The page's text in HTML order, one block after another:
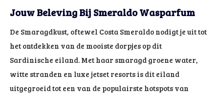
Jouw Beleving Bij Smeraldo Wasparfum
De Smaragdkust, oftewel Costa Smeraldo nodigt je uit tot
het ontdekken van de mooiste dorpjes op dit
Sardinische eiland. Met haar smaragd groene water,
witte stranden en luxe jetset resorts is dit eiland
uitgegroeid tot een van de populairste hotspots van